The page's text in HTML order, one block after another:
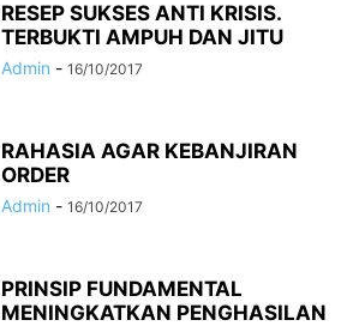
RESEP SUKSES ANTI KRISIS.
TERBUKTI AMPUH DAN JITU
Admin - 16/10/2017
RAHASIA AGAR KEBANJIRAN
ORDER
Admin - 16/10/2017
PRINSIP FUNDAMENTAL
MENINGKATKAN PENGHASILAN